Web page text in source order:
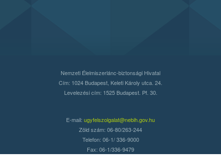
Nemzeti Élelmiszerlánc-biztonsági Hivatal
Cím: 1024 Budapest, Keleti Károly utca. 24.
Levelezési cím: 1525 Budapest. Pf. 30.
E-mail: ugyfelszolgalat@nebih.gov.hu
Zöld szám: 06-80/263-244
Telefon: 06-1/ 336-9000
Fax: 06-1/336-9479